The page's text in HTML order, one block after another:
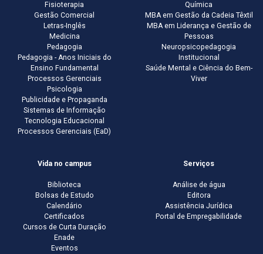
Fisioterapia
Gestão Comercial
Letras-Inglês
Medicina
Pedagogia
Pedagogia - Anos Iniciais do
Ensino Fundamental
Processos Gerenciais
Psicologia
Publicidade e Propaganda
Sistemas de Informação
Tecnologia Educacional
Processos Gerenciais (EaD)
Química
MBA em Gestão da Cadeia Têxtil
MBA em Liderança e Gestão de
Pessoas
Neuropsicopedagogia
Institucional
Saúde Mental e Ciência do Bem-
Viver
Vida no campus
Biblioteca
Bolsas de Estudo
Calendário
Certificados
Cursos de Curta Duração
Enade
Eventos
Serviços
Análise de água
Editora
Assistência Jurídica
Portal de Empregabilidade